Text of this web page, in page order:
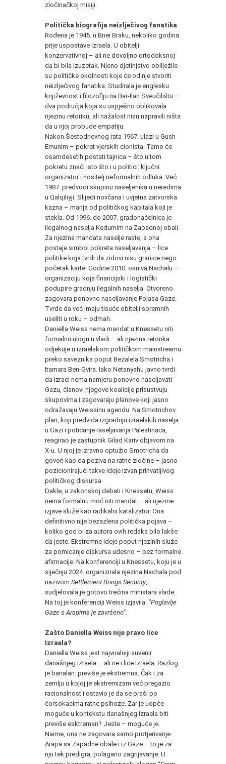
zločinačkoj misiji.
Politička biografija neizlječivog fanatika
Rođena je 1945. u Bnei Braku, nekoliko godina
prije uspostave Izraela. U obitelji
konzervativnoj – ali ne dovoljno ortodoksnoj
da bi bila izuzetak. Njeno djetinjstvo obilježile
su političke okolnosti koje će od nje stvoriti
neizlječivog fanatika. Studirala je englesku
književnost i filozofiju na Bar‑Ilan Sveučilištu –
dva područja koja su uspješno oblikovala
njezinu retoriku, ali nažalost nisu napravili ništa
da u njoj probude empatiju.
Nakon Šestodnevnog rata 1967. ulazi u Gush
Emunim – pokret vjerskih cionista. Tamo će
osamdesetih postati tajnica – što u tom
pokretu znači isto što i u politici: ključni
organizator i nositelj neformalnih odluka. Već
1987. predvodi skupinu naseljenika u neredima
u Qalqiliyji. Slijedi novčana i uvjetna zatvorska
kazna – manja od političkog kapitala koji je
stekla. Od 1996. do 2007. gradonačelnica je
ilegalnog naselja Kedumim na Zapadnoj obali.
Za njezina mandata naselje raste, a ona
postaje simbol pokreta naseljavanja – lice
politike koja tvrdi da zidovi nisu granice nego
početak karte. Godine 2010. osniva Nachalu –
organizaciju koja financijski i logistički
podupire gradnju ilegalnih naselja. Otvoreno
zagovara ponovno naseljavanje Pojasa Gaze.
Tvrde da već imaju tisuće obitelji spremnih
useliti u roku – odmah.
Daniella Weiss nema mandat u Knessetu niti
formalnu ulogu u vladi – ali njezina retorika
odjekuje u izraelskom političkom mainstreamu
preko saveznika poput Bezalela Smotricha i
Itamara Ben‑Gvira. Iako Netanyahu javno tvrdi
da Izrael nema namjeru ponovno naseljavati
Gazu, članovi njegove koalicije prisustvuju
skupovima i zagovaraju planove koji jasno
odražavaju Weissinu agendu. Na Smotrichov
plan, koji predviđa izgradnju izraelskih naselja
u Gazi i poticanje raseljavanja Palestinaca,
reagirao je zastupnik Gilad Kariv objavom na
X‑u. U njoj je izravno optužio Smotricha da
govori kao da poziva na ratne zločine – jasno
pozicionirajući takve ideje izvan prihvatljivog
političkog diskursa.
Dakle, u zakonskoj debati i Knessetu, Weiss
nema formalnu moć niti mandat – ali njezine
izjave služe kao radikalni katalizator. Ona
definitivno nije bezazlena politička pojava –
koliko god bi za autora ovih redaka bilo lakše
da jeste. Ekstremne ideje poput njezinih služe
za pomicanje diskursa udesno – bez formalne
afirmacije. Na konferenciji u Knessetu, koju je u
siječnju 2024. organizirala njezina Nachala pod
nazivom Settlement Brings Security,
sudjelovala je gotovo trećina ministara vlade.
Na toj je konferenciji Weiss izjavila: “Poglavlje
Gaze s Arapima je završeno”
Zašto Daniella Weiss nije pravo lice
Izraela?
Daniella Weiss jest najviralniji suvenir
današnjeg Izraela – ali ne i lice Izraela. Razlog
je banalan: previše je ekstremna. Čak i za
zemlju u kojoj je ekstremizam već pregazio
racionalnost i ostavio je da se praši po
ćorsokacima ratne psihoze. Zar je uopće
moguće u kontekstu današnjeg Izraela biti
previše esktreman? Jeste – moguće je.
Naime, ona ne zagovara samo protjerivanje
Arapa sa Zapadne obale i iz Gaze – to je za
nju tek predigra, polagano zagrijavanje. U